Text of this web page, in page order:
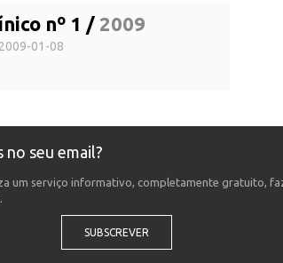
nº 1 / 2009
01-08
seu email?
um serviço informativo, completamente gratuito,
SUBSCREVER